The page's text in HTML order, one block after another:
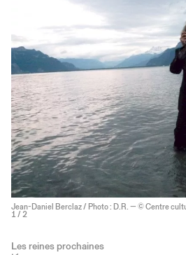
Jean-Daniel Berclaz / Photo : D.R. — © Centre
1 / 2
Les reines prochaines